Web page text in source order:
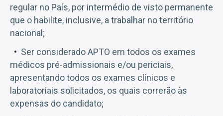
regular no País, por intermédio de visto permanente
que o habilite, inclusive, a trabalhar no território
nacional;
Ser considerado APTO em todos os exames
médicos pré-admissionais e/ou periciais,
apresentando todos os exames clínicos e
laboratoriais solicitados, os quais correrão às
expensas do candidato;